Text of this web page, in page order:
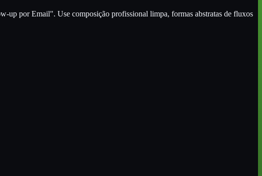
up por Email". Use composição profissional limpa, formas abstratas de fluxos